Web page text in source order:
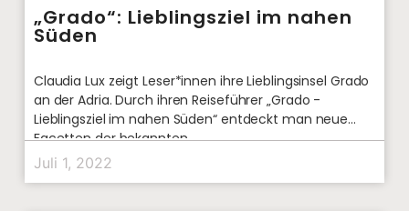
„Grado“: Lieblingsziel im nahen
Süden
Claudia Lux zeigt Leser*innen ihre Lieblingsinsel Grado
an der Adria. Durch ihren Reiseführer „Grado -
Lieblingsziel im nahen Süden“ entdeckt man neue
Facetten der bekannten
Juli 1, 2022